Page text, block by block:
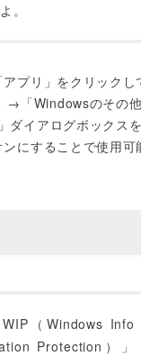
。
プリ」をクリックし
→「Windowsのその
ダイアログボックス
にすることで使用可
WIP（Windows Info
Protection）」